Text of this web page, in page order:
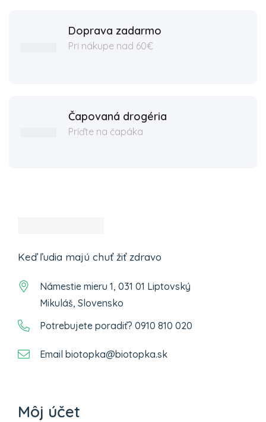
Doprava zadarmo
Pri nákupe nad 60€
Čapovaná drogéria
Príďte na čapáka
Keď ľudia majú chuť žiť zdravo
Námestie mieru 1, 031 01 Liptovský
Mikuláš, Slovensko
Potrebujete poradiť? 0910 810 020
Email biotopka@biotopka.sk
Môj účet